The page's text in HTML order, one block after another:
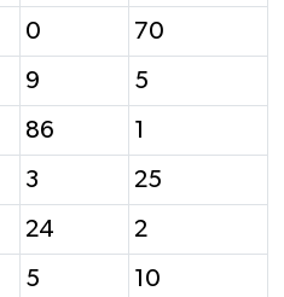
0 70
9 5
86 1
3 25
24 2
5 10